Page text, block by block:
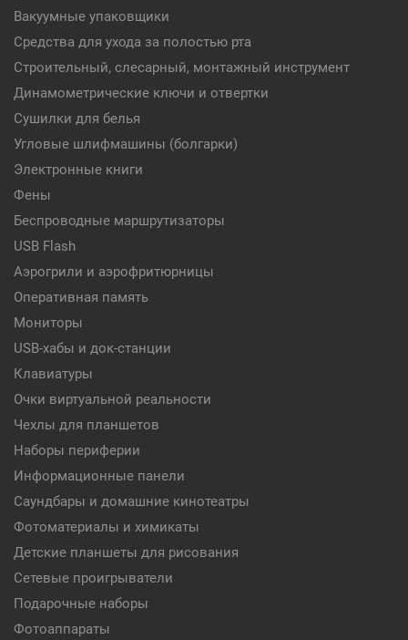
Вакуумные упаковщики
Средства для ухода за полостью рта
Строительный, слесарный, монтажный инструмент
Динамометрические ключи и отвертки
Сушилки для белья
Угловые шлифмашины (болгарки)
Электронные книги
Фены
Беспроводные маршрутизаторы
USB Flash
Аэрогрили и аэрофритюрницы
Оперативная память
Мониторы
USB-хабы и док-станции
Клавиатуры
Очки виртуальной реальности
Чехлы для планшетов
Наборы периферии
Информационные панели
Саундбары и домашние кинотеатры
Фотоматериалы и химикаты
Детские планшеты для рисования
Сетевые проигрыватели
Подарочные наборы
Фотоаппараты